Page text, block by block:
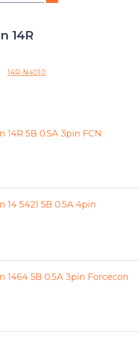
14R
14R-N4010
14R 5В 0.5A 3pin FCN
14 5421 5В 0.5A 4pin
1464 5В 0.5A 3pin Forcecon